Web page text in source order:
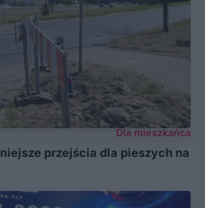
Dla mieszkańca
przejścia dla pieszych na